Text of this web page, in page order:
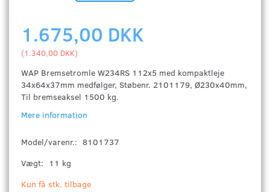
1.675,00 DKK
(1.340,00 DKK)
WAP Bremsetromle W234RS 112x5 med kompaktleje
34x64x37mm medfølger, Støbenr. 2101179, Ø230x40mm,
Til bremseaksel 1500 kg.
Mere information
Model/varenr.: 8101737
Vægt:
11 kg
Kun få stk. tilbage